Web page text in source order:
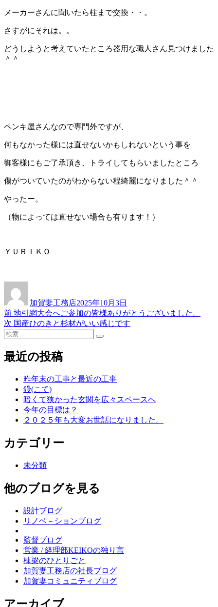
メーカーさんに聞いたら柱まで交換・・。
さすがにそれは。。
どうしようと考えていたところ器用な職人さん見つけました
＾＾
ペンキ屋さんなので専門外ですが、
何もなかった様には直せないかもしれないという事を
御客様にもご了承頂き、トライしてもらいましたところ
傷がついていたのがわからない程綺麗になりました＾＾
やったー。
（物によっては直せない場合も有ります！）
ＹＵＲＩＫＯ
者加賀妻工務店日:
2025年10月3日
投
稿
ビ
ン
前 前
の
投
地引網大会へご参加の皆様ありがとうございました。
次 次
の
稿:
国産ひのきと杉材がいい感じです
検
検
最近の投稿
昨年末の工事と最近の工事
鏝(こて)
暗くて狭かった玄関を広々スペースへ
今年の目標は？
２０２５年も大変お世話になりました。
カテゴリー
未分類
他のブログを見る
設計ブログ
リノベ－ションブログ
監督ブログ
営業 / 経理部KEIKOの独り言
棟梁のひとりごと
加賀妻工務店の社長ブログ
加賀妻コミュニティブログ
アーカイブ